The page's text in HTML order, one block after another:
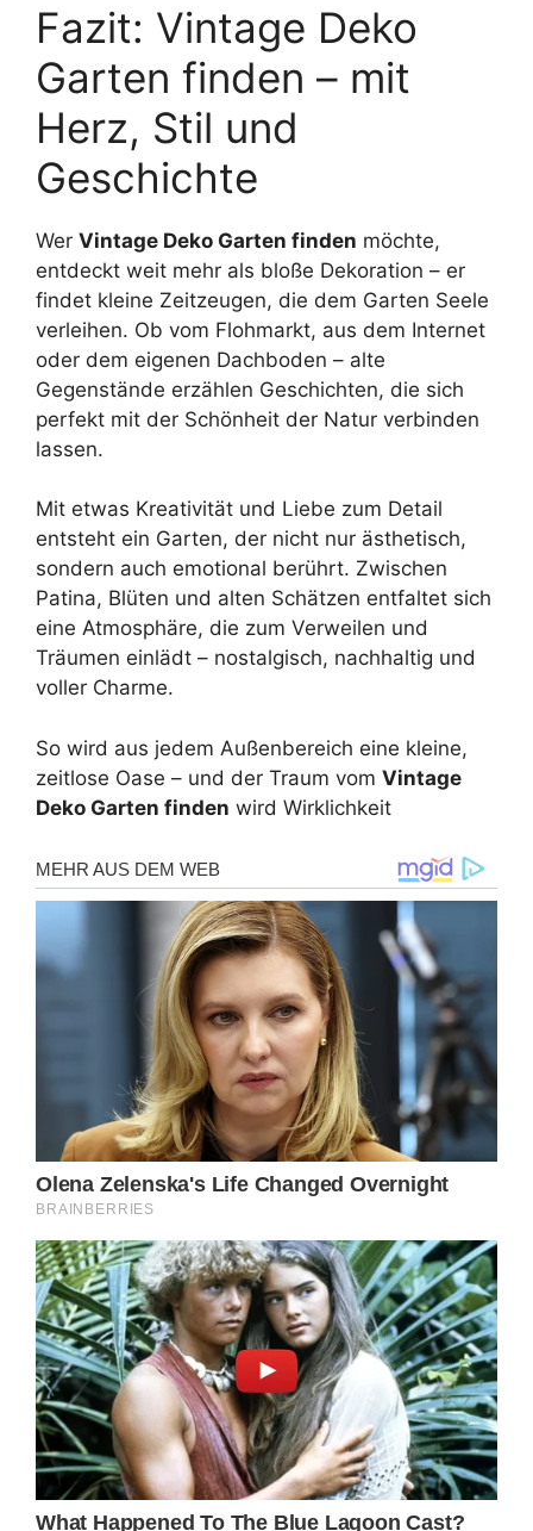
Fazit: Vintage Deko
Garten finden – mit
Herz, Stil und
Geschichte
Wer Vintage Deko Garten finden möchte,
entdeckt weit mehr als bloße Dekoration – er
findet kleine Zeitzeugen, die dem Garten Seele
verleihen. Ob vom Flohmarkt, aus dem Internet
oder dem eigenen Dachboden – alte
Gegenstände erzählen Geschichten, die sich
perfekt mit der Schönheit der Natur verbinden
lassen.
Mit etwas Kreativität und Liebe zum Detail
entsteht ein Garten, der nicht nur ästhetisch,
sondern auch emotional berührt. Zwischen
Patina, Blüten und alten Schätzen entfaltet sich
eine Atmosphäre, die zum Verweilen und
Träumen einlädt – nostalgisch, nachhaltig und
voller Charme.
So wird aus jedem Außenbereich eine kleine,
zeitlose Oase – und der Traum vom Vintage
Deko Garten finden wird Wirklichkeit